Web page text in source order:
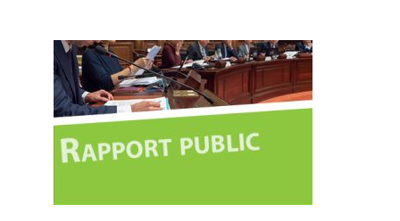
Rapport
public
2008